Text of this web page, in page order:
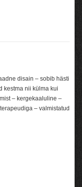
disain – sobib hästi
kestma nii külma kui
– kergekaaluline –
– valmistatud